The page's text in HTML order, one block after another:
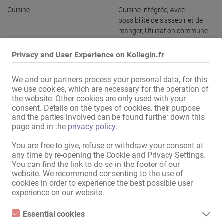
Privacy and User Experience on Kollegin.fr
We and our partners process your personal data, for this
we use cookies, which are necessary for the operation of
the website. Other cookies are only used with your
consent. Details on the types of cookies, their purpose
and the parties involved can be found further down this
page and in the privacy policy.
You are free to give, refuse or withdraw your consent at
any time by re-opening the Cookie and Privacy Settings.
You can find the link to do so in the footer of our
website. We recommend consenting to the use of
cookies in order to experience the best possible user
experience on our website.
Essential cookies
Cuisine: Cuisine intégrée, Avec
possibilité de s'asseoir et de
manger, Utilisation commune
commune
Centre commercial
Afficher toutes les informations
Rien de mieux que de travailler comme escort girl !
Bonjour mesdames (18+)
Service d'escortes haut de gamme, rendez-vous clients, prestations
privées et en appartement
FRANCFORT-SUR-LE-MAIN, WIESBADEN, MAINZ